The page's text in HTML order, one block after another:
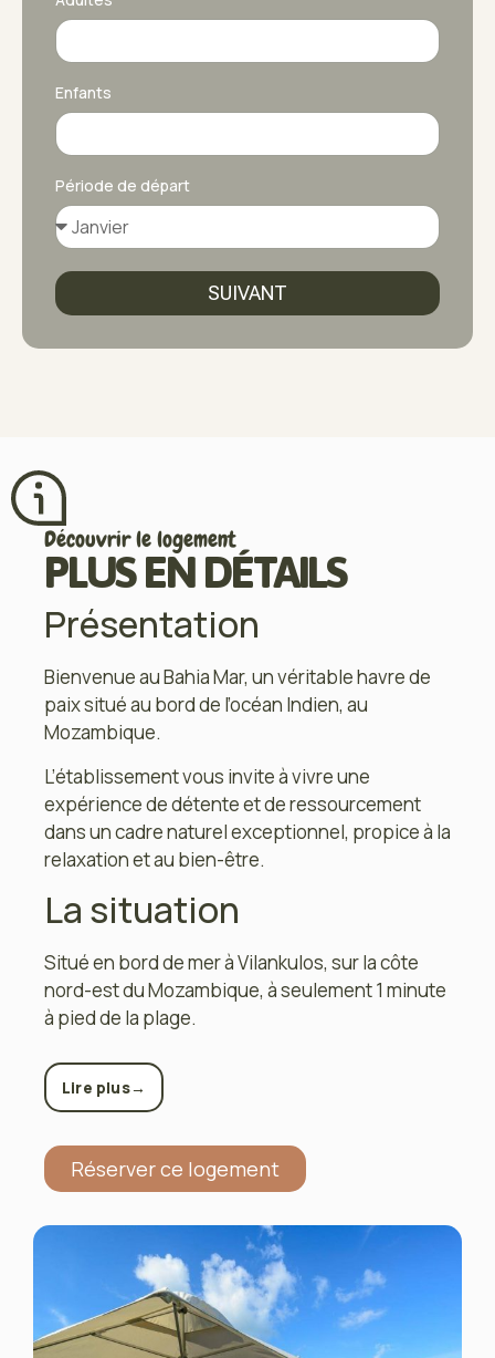
Enfants
Période de départ
SUIVANT
Découvrir le logement
PLUS EN DÉTAILS
Présentation
Bienvenue au Bahia Mar, un véritable havre de
paix situé au bord de l’océan Indien, au
Mozambique.
L’établissement vous invite à vivre une
expérience de détente et de ressourcement
dans un cadre naturel exceptionnel, propice à la
relaxation et au bien-être.
La situation
Situé en bord de mer à Vilankulos, sur la côte
nord-est du Mozambique, à seulement 1 minute
à pied de la plage.
Lire plus→
Réserver ce logement